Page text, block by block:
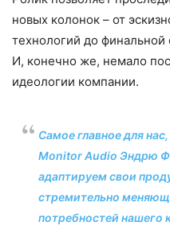
новых колонок – от
технологий до финальной
И, конечно же, немало
идеологии компании.
Самое главное для
Monitor Audio Эндрю
адаптируем свои
стремительно
потребностей нашего